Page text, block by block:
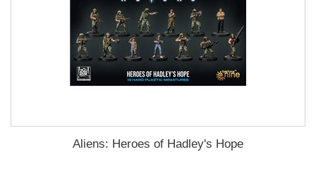
Aliens: Heroes of Hadley's Hope